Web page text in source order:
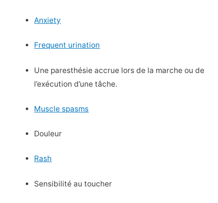
Anxiety
Frequent urination
Une paresthésie accrue lors de la marche ou de
l’exécution d’une tâche.
Muscle spasms
Douleur
Rash
Sensibilité au toucher